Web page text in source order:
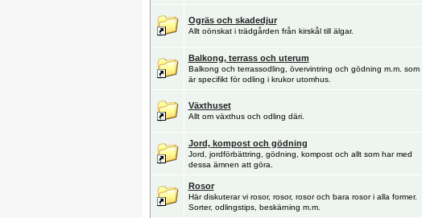
Ogräs och skadedjur
Allt oönskat i trädgården från kirskål till älgar.
Balkong, terrass och uterum
Balkong och terrassodling, övervintring och gödning m.m. som
är specifikt för odling i krukor utomhus.
Växthuset
Allt om växthus och odling däri.
Jord, kompost och gödning
Jord, jordförbättring, gödning, kompost och allt som har med
dessa ämnen att göra.
Rosor
Här diskuterar vi rosor, rosor, rosor och bara rosor i alla former.
Sorter, odlingstips, beskärning m.m.